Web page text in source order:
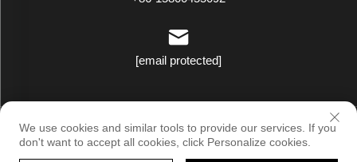
[email protected]
Droits d'auteur © Luxstar Industrie (Jiangsu) Co., Ltd. Tous droits
réservés | Politique de confidentialité
We use cookies and similar tools to provide our services. If you
don't want to accept all cookies, click Personalize cookies.